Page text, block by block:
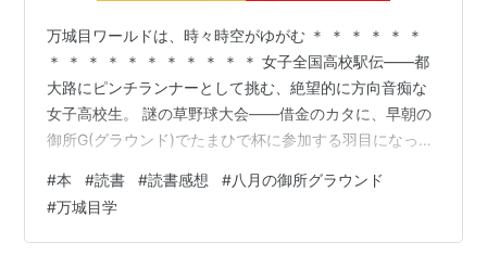
万城目ワールドは、時々時空がゆがむ ＊ ＊ ＊ ＊ ＊ ＊
＊ ＊ ＊ ＊ ＊ ＊ ＊ ＊ ＊ ＊ ＊ 女子全国高校駅伝――都
大路にピンチランナーとして挑む、絶望的に方向音痴な
女子高校生。 謎の草野球大会――借金のカタに、早朝の
御所G(グラウンド)でたまひで杯に参加する羽目になった
マとは-- 今度のマキメは、じんわり優しく、少し切ない
青春の、愛しく、ほろ苦い味わいを綴る感動作2篇 ＊ ＊
＊ ＊ ＊ ＊ ＊ ＊ ＊ ＊ ＊ ＊ ＊ ＊ ＊ ＊ ＊ 私には久しぶ
#本 #読書 #読書感想 #八月の御所グラウンド
#万城目学